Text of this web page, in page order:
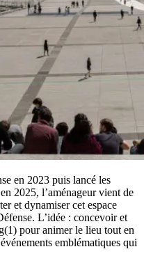
en 2023 puis lancé les
2025, l’aménageur vient de
et dynamiser cet espace
L’idée : concevoir et
pour animer le lieu tout en
emblématiques qui